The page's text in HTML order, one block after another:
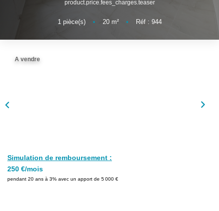
product.price.fees_charges.teaser
1 pièce(s) • 20m² • Réf : 944
A vendre
Simulation de remboursement :
250 €/mois
pendant 20 ans à 3% avec un apport de 5 000 €